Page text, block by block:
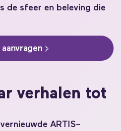
verhalen tot
ARTIS-
de sfeer en beleving die